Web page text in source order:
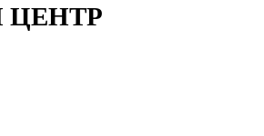
ЦЕНТР